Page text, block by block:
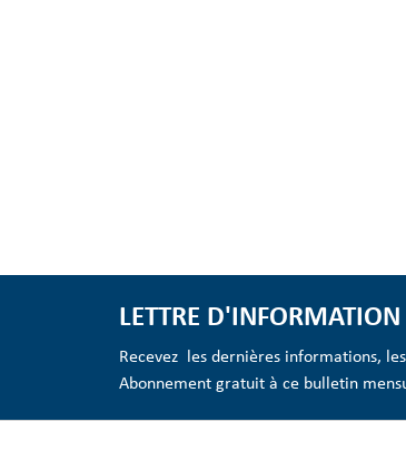
LETTRE
Recevez les dernières informations,
Abonnement gratuit à ce bulletin